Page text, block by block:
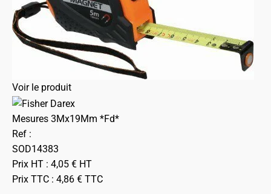
Voir le produit
Mesures 3Mx19Mm *Fd*
Ref :
SOD14383
Prix HT : 4,05 € HT
Prix TTC : 4,86 € TTC